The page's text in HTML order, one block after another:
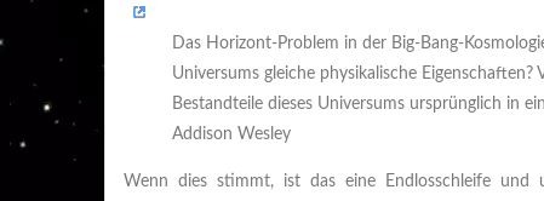
Das Horizont-Problem in der Big-Bang-
Universums gleiche physikalische Eigenschaften?
Bestandteile dieses Universums ursprünglich in
Addison Wesley
Wenn dies stimmt, ist das eine Endlosschleife